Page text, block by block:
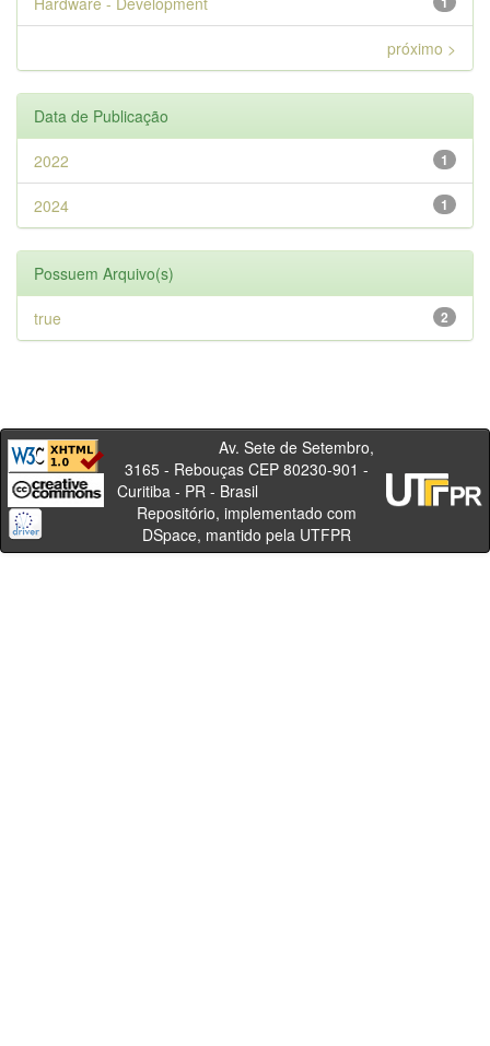
próximo >
Data de Publicação
1
2022
1
2024
Possuem Arquivo(s)
2
true
Av. Sete de Setembro,
3165 - Rebouças CEP 80230-901 -
Curitiba - PR - Brasil
Repositório, implementado com
DSpace, mantido pela UTFPR